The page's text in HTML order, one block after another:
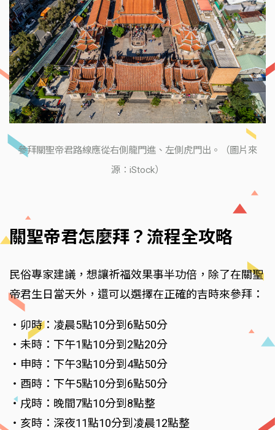
參拜關聖帝君路線應從右側龍門進、左側虎門出。（圖片來
源：iStock）
關聖帝君怎麼拜？流程全攻略
民俗專家建議，想讓祈福效果事半功倍，除了在關聖
帝君生日當天外，還可以選擇在正確的吉時來參拜：
・卯時：凌晨5點10分到6點50分
・未時：下午1點10分到2點20分
・申時：下午3點10分到4點50分
・酉時：下午5點10分到6點50分
・戌時：晚間7點10分到8點整
・亥時：深夜11點10分到凌晨12點整